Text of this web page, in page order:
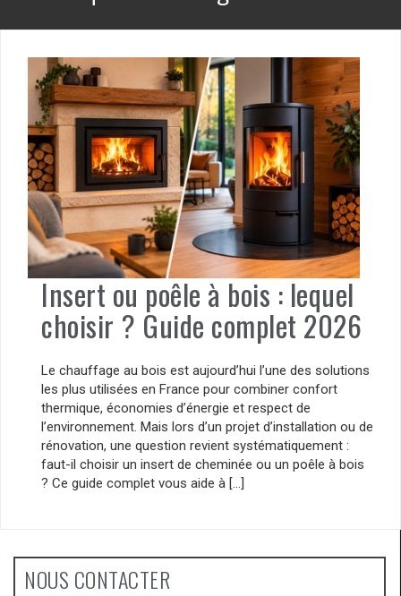
Insert ou poêle à bois : lequel
choisir ? Guide complet 2026
Le chauffage au bois est aujourd’hui l’une des solutions
les plus utilisées en France pour combiner confort
thermique, économies d’énergie et respect de
l’environnement. Mais lors d’un projet d’installation ou de
rénovation, une question revient systématiquement :
faut-il choisir un insert de cheminée ou un poêle à bois
? Ce guide complet vous aide à […]
NOUS CONTACTER